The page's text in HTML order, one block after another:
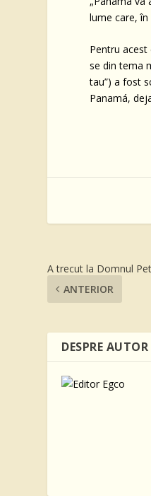
lume care,
Pentru
se din tema
tau”) a fost
Panamá,
A trecut la Domnul
ANTERIOR
DESPRE AUTOR